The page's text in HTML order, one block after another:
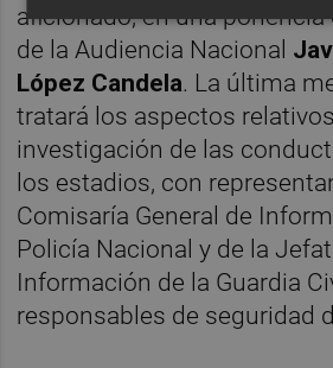
aficionado, en una
de la Audiencia Nacional
López Candela. La última
tratará los aspectos
investigación de las
los estadios, con
Comisaría General de
Policía Nacional y de la
Información de la Guardia
responsables de seguridad